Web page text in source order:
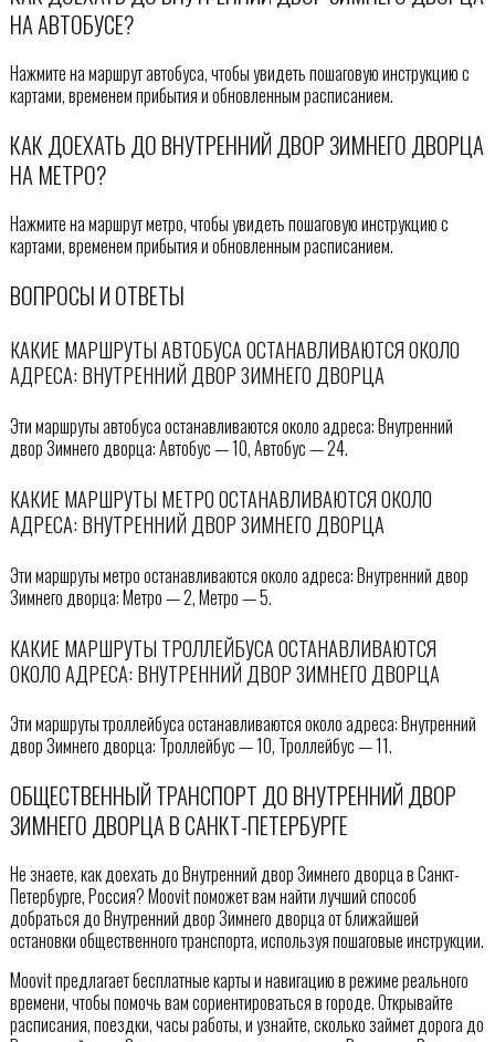
НА АВТОБУСЕ?
Нажмите на маршрут автобуса, чтобы увидеть пошаговую инструкцию с
картами, временем прибытия и обновленным расписанием.
КАК ДОЕХАТЬ ДО ВНУТРЕННИЙ ДВОР ЗИМНЕГО ДВОРЦА
НА МЕТРО?
Нажмите на маршрут метро, чтобы увидеть пошаговую инструкцию с
картами, временем прибытия и обновленным расписанием.
ВОПРОСЫ И ОТВЕТЫ
КАКИЕ МАРШРУТЫ АВТОБУСА ОСТАНАВЛИВАЮТСЯ ОКОЛО
АДРЕСА: ВНУТРЕННИЙ ДВОР ЗИМНЕГО ДВОРЦА
Эти маршруты автобуса останавливаются около адреса: Внутренний
двор Зимнего дворца: Автобус — 10, Автобус — 24.
КАКИЕ МАРШРУТЫ МЕТРО ОСТАНАВЛИВАЮТСЯ ОКОЛО
АДРЕСА: ВНУТРЕННИЙ ДВОР ЗИМНЕГО ДВОРЦА
Эти маршруты метро останавливаются около адреса: Внутренний двор
Зимнего дворца: Метро — 2, Метро — 5.
КАКИЕ МАРШРУТЫ ТРОЛЛЕЙБУСА ОСТАНАВЛИВАЮТСЯ
ОКОЛО АДРЕСА: ВНУТРЕННИЙ ДВОР ЗИМНЕГО ДВОРЦА
Эти маршруты троллейбуса останавливаются около адреса: Внутренний
двор Зимнего дворца: Троллейбус — 10, Троллейбус — 11.
ОБЩЕСТВЕННЫЙ ТРАНСПОРТ ДО ВНУТРЕННИЙ ДВОР
ЗИМНЕГО ДВОРЦА В САНКТ-ПЕТЕРБУРГЕ
Не знаете, как доехать до Внутренний двор Зимнего дворца в Санкт-
Петербурге, Россия? Moovit поможет вам найти лучший способ
добраться до Внутренний двор Зимнего дворца от ближайшей
остановки общественного транспорта, используя пошаговые инструкции.
Moovit предлагает бесплатные карты и навигацию в режиме реального
времени, чтобы помочь вам сориентироваться в городе. Открывайте
расписания, поездки, часы работы, и узнайте, сколько займет дорога до